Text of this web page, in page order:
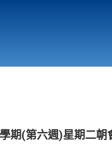
期(第六週)星期二